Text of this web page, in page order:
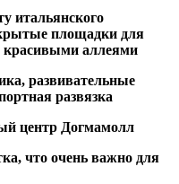
итальянского
площадки для
красивыми аллеями
развивательные
развязка
центр Догмамолл
что очень важно для